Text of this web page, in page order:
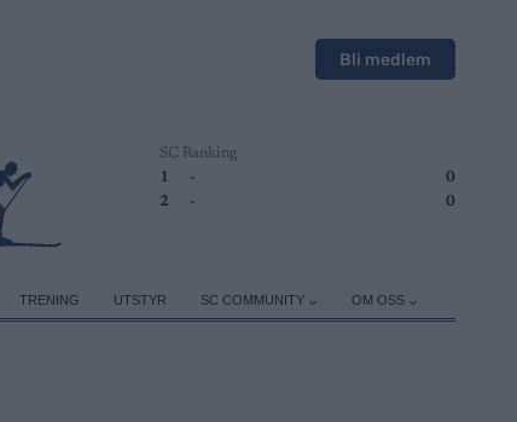
Bli medlem
SC Ranking
1
-
0
2
- 0
TRENING UTSTYR SC COMMUNITY OM OSS